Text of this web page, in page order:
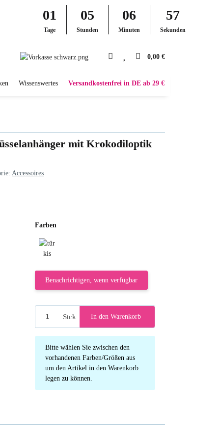
01
Tage
05
Stunden
06
Minuten
56
Sekunden
0,00 €
Wissenswertes Versandkostenfrei in DE ab 29 €
mit Krokodiloptik
Accessoires
Farben
Benachrichtigen, wenn verfügbar
Stck In den Warenkorb
x
Bitte wählen Sie zwischen den
vorhandenen Farben/Größen aus
um den Artikel in den Warenkorb
legen zu können.